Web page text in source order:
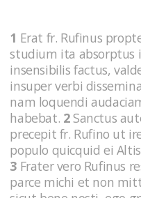
1 Erat fr. Rufinus
studium ita absorptus
insensibilis factus,
insuper verbi
nam loquendi
habebat. 2Sanctus
precepit fr. Rufino ut
populo quicquid ei
3 Frater vero Rufinus
parce michi et non